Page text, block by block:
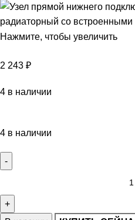
Нажмите, чтобы увеличить
2 243 ₽
4 в наличии
4 в наличии